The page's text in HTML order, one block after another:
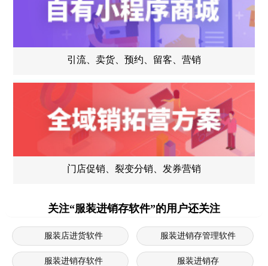
引流、卖货、预约、留客、营销
门店促销、裂变分销、发券营销
关注“服装进销存软件”的用户还关注
服装店进货软件 服装进销存管理软件
服装进销存软件 服装进销存